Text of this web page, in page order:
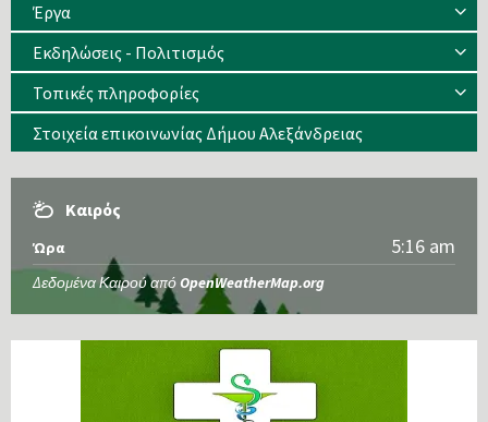
Έργα
Εκδηλώσεις - Πολιτισμός
Τοπικές πληροφορίες
Στοιχεία επικοινωνίας Δήμου Αλεξάνδρειας
Καιρός
Ώρα 5:16 am
Δεδομένα Καιρού από OpenWeatherMap.org